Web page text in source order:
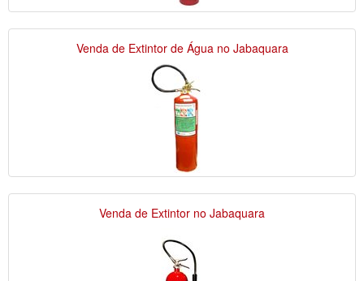
Venda de Extintor de Água no Jabaquara
Venda de Extintor no Jabaquara